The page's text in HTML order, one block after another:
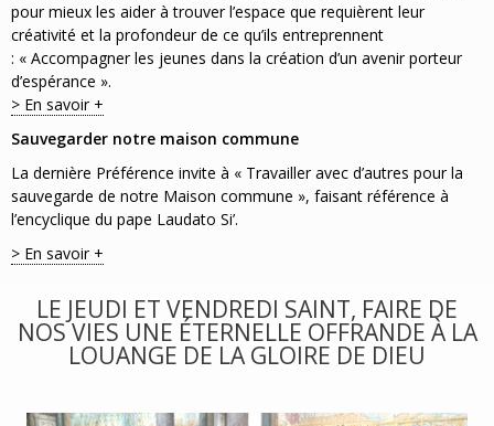
pour mieux les aider à trouver l’espace que requièrent leur
créativité et la profondeur de ce qu’ils entreprennent
: « Accompagner les jeunes dans la création d’un avenir porteur
d’espérance ».
> En savoir +
Sauvegarder notre maison commune
La dernière Préférence invite à « Travailler avec d’autres pour la
sauvegarde de notre Maison commune », faisant référence à
l’encyclique du pape Laudato Si’.
> En savoir +
LE JEUDI ET VENDREDI SAINT, FAIRE DE
NOS VIES UNE ÉTERNELLE OFFRANDE À LA
LOUANGE DE LA GLOIRE DE DIEU